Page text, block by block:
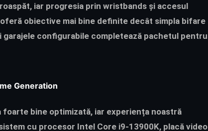
iar progresia prin wristbands și accesul
obiective mai bine definite decât simpla bifare
configurabile completează pachetul pentru
Generation
foarte bine optimizată, iar experiența noastră
cu procesor Intel Core i9-13900K, placă video